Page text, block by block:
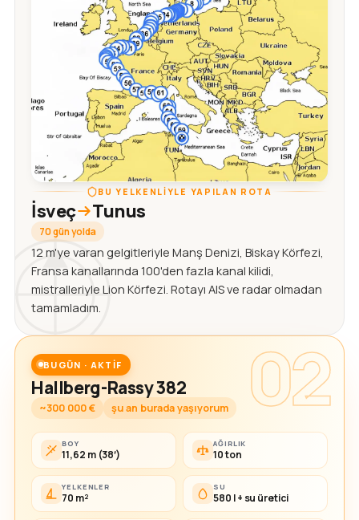
BU YELKENLIYLE YAPILAN ROTA
İsveç Tunus
70 gün yolda
12 m'ye varan gelgitleriyle Manş Denizi, Biskay Körfezi,
Fransa kanallarında 100'den fazla kanal kilidi,
mistralleriyle Lion Körfezi. Rotayı AIS ve radar olmadan
tamamladım.
02
BUGÜN · AKTIF
Hallberg-Rassy 382
~300 000 € şu an burada yaşıyorum
BOY
11,62 m (38′)
AĞIRLIK
10 ton
YELKENLER
70 m²
SU
580 l + su üretici